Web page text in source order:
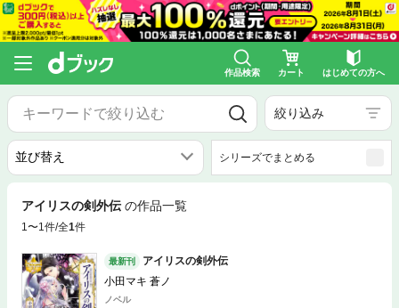
作品検索 カート はじめての方へ
絞り込み
シリーズでまとめる
アイリスの剣外伝 の作品一覧
1〜1件/全1件
最新刊
アイリスの剣外伝
小田マキ 蒼ノ
ノベル